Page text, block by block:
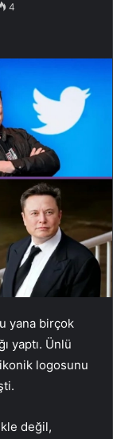
4
yana birçok
yaptı. Ünlü
logosunu
değil,